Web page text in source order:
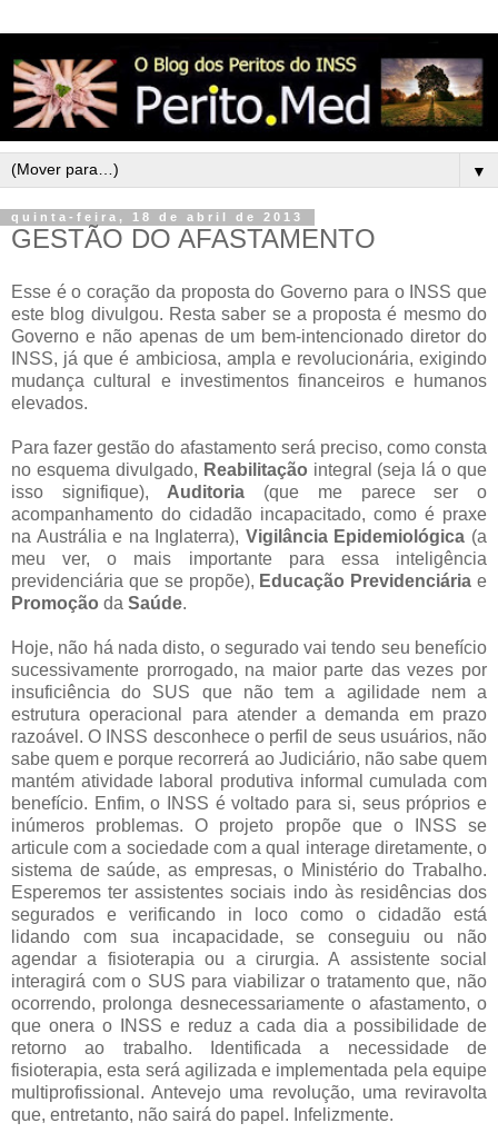
▼
quinta-feira, 18 de abril de 2013
GESTÃO DO AFASTAMENTO
Esse é o coração da proposta do Governo para o INSS que
este blog divulgou. Resta saber se a proposta é mesmo do
Governo e não apenas de um bem-intencionado diretor do
INSS, já que é ambiciosa, ampla e revolucionária, exigindo
mudança cultural e investimentos financeiros e humanos
elevados.
Para fazer gestão do afastamento será preciso, como consta
no esquema divulgado, Reabilitação integral (seja lá o que
isso signifique), Auditoria (que me parece ser o
acompanhamento do cidadão incapacitado, como é praxe
na Austrália e na Inglaterra), Vigilância Epidemiológica (a
meu ver, o mais importante para essa inteligência
previdenciária que se propõe), Educação Previdenciária e
Promoção da Saúde.
Hoje, não há nada disto, o segurado vai tendo seu benefício
sucessivamente prorrogado, na maior parte das vezes por
insuficiência do SUS que não tem a agilidade nem a
estrutura operacional para atender a demanda em prazo
razoável. O INSS desconhece o perfil de seus usuários, não
sabe quem e porque recorrerá ao Judiciário, não sabe quem
mantém atividade laboral produtiva informal cumulada com
benefício. Enfim, o INSS é voltado para si, seus próprios e
inúmeros problemas. O projeto propõe que o INSS se
articule com a sociedade com a qual interage diretamente, o
sistema de saúde, as empresas, o Ministério do Trabalho.
Esperemos ter assistentes sociais indo às residências dos
segurados e verificando in loco como o cidadão está
lidando com sua incapacidade, se conseguiu ou não
agendar a fisioterapia ou a cirurgia. A assistente social
interagirá com o SUS para viabilizar o tratamento que, não
ocorrendo, prolonga desnecessariamente o afastamento, o
que onera o INSS e reduz a cada dia a possibilidade de
retorno ao trabalho. Identificada a necessidade de
fisioterapia, esta será agilizada e implementada pela equipe
multiprofissional. Antevejo uma revolução, uma reviravolta
que, entretanto, não sairá do papel. Infelizmente.